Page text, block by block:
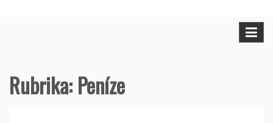
Rubrika:Peníze